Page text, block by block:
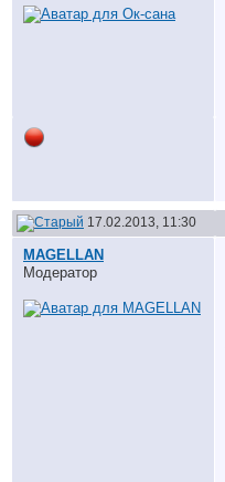
17.02.2013, 11:30
MAGELLAN
Модератор